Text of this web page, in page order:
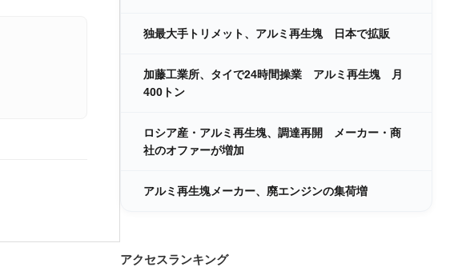
独最大手トリメット、アルミ再生塊 日本で拡販
加藤工業所、タイで24時間操業 アルミ再生塊 月
400トン
ロシア産・アルミ再生塊、調達再開 メーカー・商
社のオファーが増加
アルミ再生塊メーカー、廃エンジンの集荷増
アクセスランキング